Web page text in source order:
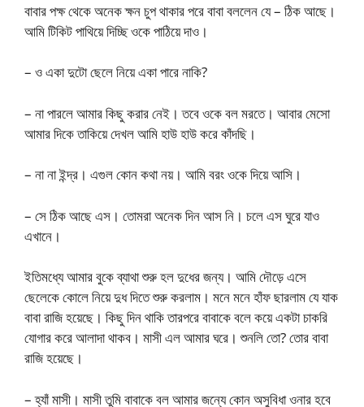
বাবার পক্ষ থেকে অনেক ক্ষন চুপ থাকার পরে বাবা বললেন যে – ঠিক আছে।
আমি টিকিট পাথিয়ে দিচ্ছি ওকে পাঠিয়ে দাও।
– ও একা দুটো ছেলে নিয়ে একা পারে নাকি?
– না পারলে আমার কিছু করার নেই। তবে ওকে বল মরতে। আবার মেসো
আমার দিকে তাকিয়ে দেখল আমি হাউ হাউ করে কাঁদছি।
– না না ইন্দ্র। এগুল কোন কথা নয়। আমি বরং ওকে দিয়ে আসি।
– সে ঠিক আছে এস। তোমরা অনেক দিন আস নি। চলে এস ঘুরে যাও
এখানে।
ইতিমধ্যে আমার বুকে ব্যাথা শুরু হল দুধের জন্য। আমি দৌড়ে এসে
ছেলেকে কোলে নিয়ে দুধ দিতে শুরু করলাম। মনে মনে হাঁফ ছারলাম যে যাক
বাবা রাজি হয়েছে। কিছু দিন থাকি তারপরে বাবাকে বলে কয়ে একটা চাকরি
যোগার করে আলাদা থাকব। মাসী এল আমার ঘরে। শুনলি তো? তোর বাবা
রাজি হয়েছে।
– হ্যাঁ মাসী। মাসী তুমি বাবাকে বল আমার জন্যে কোন অসুবিধা ওনার হবে